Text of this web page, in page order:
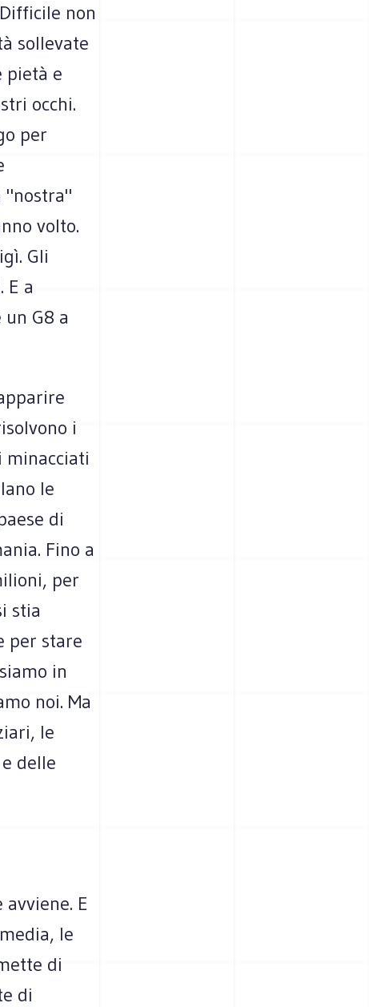
non
sollevate
pietà e
occhi.
per
"nostra"
volto.
Gli
E a
G8 a
i
minacciati
le
di
Fino a
per
stia
per stare
in
noi. Ma
le
delle
E
le
di
di